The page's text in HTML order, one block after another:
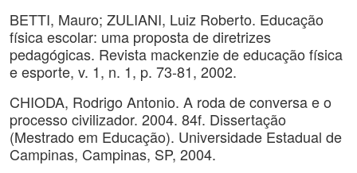
BETTI, Mauro; ZULIANI, Luiz Roberto. Educação
física escolar: uma proposta de diretrizes
pedagógicas. Revista mackenzie de educação física
e esporte, v. 1, n. 1, p. 73-81, 2002.
CHIODA, Rodrigo Antonio. A roda de conversa e o
processo civilizador. 2004. 84f. Dissertação
(Mestrado em Educação). Universidade Estadual de
Campinas, Campinas, SP, 2004.